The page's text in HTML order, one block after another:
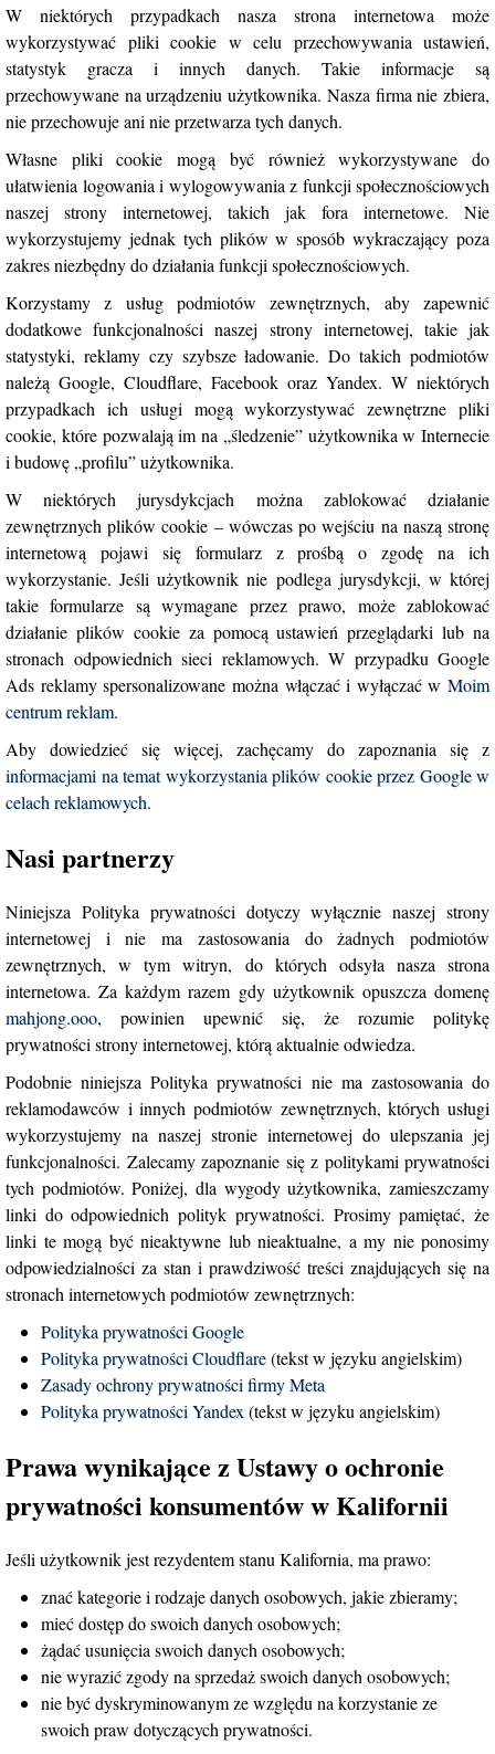
W niektórych przypadkach nasza strona internetowa może
wykorzystywać pliki cookie w celu przechowywania ustawień,
statystyk gracza i innych danych. Takie informacje są
przechowywane na urządzeniu użytkownika. Nasza firma nie zbiera,
nie przechowuje ani nie przetwarza tych danych.
Własne pliki cookie mogą być również wykorzystywane do
ułatwienia logowania i wylogowywania z funkcji społecznościowych
naszej strony internetowej, takich jak fora internetowe. Nie
wykorzystujemy jednak tych plików w sposób wykraczający poza
zakres niezbędny do działania funkcji społecznościowych.
Korzystamy z usług podmiotów zewnętrznych, aby zapewnić
dodatkowe funkcjonalności naszej strony internetowej, takie jak
statystyki, reklamy czy szybsze ładowanie. Do takich podmiotów
należą Google, Cloudflare, Facebook oraz Yandex. W niektórych
przypadkach ich usługi mogą wykorzystywać zewnętrzne pliki
cookie, które pozwalają im na „śledzenie” użytkownika w Internecie
i budowę „profilu” użytkownika.
W niektórych jurysdykcjach można zablokować działanie
zewnętrznych plików cookie – wówczas po wejściu na naszą stronę
internetową pojawi się formularz z prośbą o zgodę na ich
wykorzystanie. Jeśli użytkownik nie podlega jurysdykcji, w której
takie formularze są wymagane przez prawo, może zablokować
działanie plików cookie za pomocą ustawień przeglądarki lub na
stronach odpowiednich sieci reklamowych. W przypadku Google
Ads reklamy spersonalizowane można włączać i wyłączać w Moim
centrum reklam.
Aby dowiedzieć się więcej, zachęcamy do zapoznania się z
informacjami na temat wykorzystania plików cookie przez Google w
celach reklamowych.
Nasi partnerzy
Niniejsza Polityka prywatności dotyczy wyłącznie naszej strony
internetowej i nie ma zastosowania do żadnych podmiotów
zewnętrznych, w tym witryn, do których odsyła nasza strona
internetowa. Za każdym razem gdy użytkownik opuszcza domenę
mahjong.ooo, powinien upewnić się, że rozumie politykę
prywatności strony internetowej, którą aktualnie odwiedza.
Podobnie niniejsza Polityka prywatności nie ma zastosowania do
reklamodawców i innych podmiotów zewnętrznych, których usługi
wykorzystujemy na naszej stronie internetowej do ulepszania jej
funkcjonalności. Zalecamy zapoznanie się z politykami prywatności
tych podmiotów. Poniżej, dla wygody użytkownika, zamieszczamy
linki do odpowiednich polityk prywatności. Prosimy pamiętać, że
linki te mogą być nieaktywne lub nieaktualne, a my nie ponosimy
odpowiedzialności za stan i prawdziwość treści znajdujących się na
stronach internetowych podmiotów zewnętrznych:
Polityka prywatności Google
Polityka prywatności Cloudflare(tekst w języku angielskim)
Zasady ochrony prywatności firmy Meta
Polityka prywatności Yandex (tekst w języku angielskim)
Prawa wynikające z Ustawy o ochronie
prywatności konsumentów w Kalifornii
Jeśli użytkownik jest rezydentem stanu Kalifornia, ma prawo:
znać kategorie i rodzaje danych osobowych, jakie zbieramy;
mieć dostęp do swoich danych osobowych;
żądać usunięcia swoich danych osobowych;
nie wyrazić zgody na sprzedaż swoich danych osobowych;
nie być dyskryminowanym ze względu na korzystanie ze
swoich praw dotyczących prywatności.